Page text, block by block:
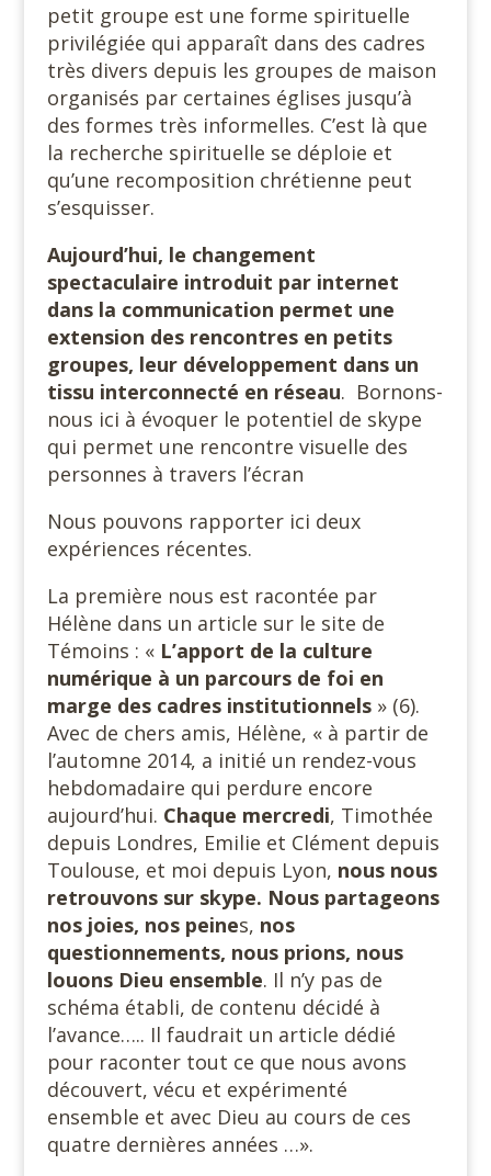
petit groupe est une forme spirituelle
privilégiée qui apparaît dans des cadres
très divers depuis les groupes de maison
organisés par certaines églises jusqu’à
des formes très informelles. C’est là que
la recherche spirituelle se déploie et
qu’une recomposition chrétienne peut
s’esquisser.
Aujourd’hui, le changement
spectaculaire introduit par internet
dans la communication permet une
extension des rencontres en petits
groupes, leur développement dans un
tissu interconnecté en réseau. Bornons-
nous ici à évoquer le potentiel de skype
qui permet une rencontre visuelle des
personnes à travers l’écran
Nous pouvons rapporter ici deux
expériences récentes.
La première nous est racontée par
Hélène dans un article sur le site de
Témoins : « L’apport de la culture
numérique à un parcours de foi en
marge des cadres institutionnels » (6).
Avec de chers amis, Hélène, « à partir de
l’automne 2014, a initié un rendez-vous
hebdomadaire qui perdure encore
aujourd’hui. Chaque mercredi, Timothée
depuis Londres, Emilie et Clément depuis
Toulouse, et moi depuis Lyon, nous nous
retrouvons sur skype. Nous partageons
nos joies, nos peines, nos
questionnements, nous prions, nous
louons Dieu ensemble. Il n’y pas de
schéma établi, de contenu décidé à
l’avance….. Il faudrait un article dédié
pour raconter tout ce que nous avons
découvert, vécu et expérimenté
ensemble et avec Dieu au cours de ces
quatre dernières années …».